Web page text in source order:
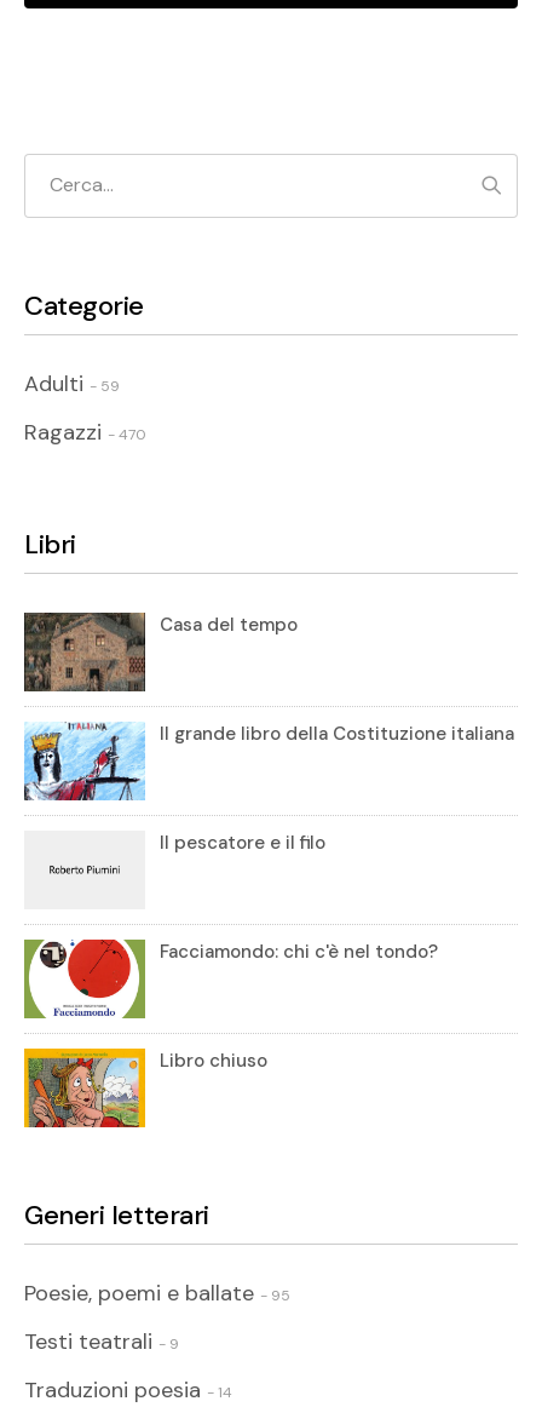
Categorie
Adulti - 59
Ragazzi - 470
Libri
Casa del tempo
Il grande libro della Costituzione italiana
Il pescatore e il filo
Facciamondo: chi c'è nel tondo?
Libro chiuso
Generi letterari
Poesie, poemi e ballate - 95
Testi teatrali - 9
Traduzioni poesia - 14